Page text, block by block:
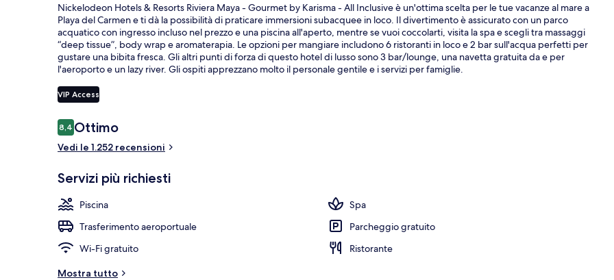
Ristorante
Nickelodeon Hotels & Resorts Riviera Maya - Gourmet by Karisma - All Inclusive è un'ottima scelta per le tue vacanze al mare a
Playa del Carmen e ti dà la possibilità di praticare immersioni subacquee in loco. Il divertimento è assicurato con un parco
acquatico con ingresso incluso nel prezzo e una piscina all'aperto, mentre se vuoi coccolarti, visita la spa e scegli tra massaggi
“deep tissue”, body wrap e aromaterapia. Le opzioni per mangiare includono 6 ristoranti in loco e 2 bar sull'acqua perfetti per
gustare una bibita fresca. Gli altri punti di forza di questo hotel di lusso sono 3 bar/lounge, una navetta gratuita da e per
l'aeroporto e un lazy river. Gli ospiti apprezzano molto il personale gentile e i servizi per famiglie.
VIP Access
Recensioni
8,48,4 su 10
Ottimo
Vedi le 1.252 recensioni
Servizi più richiesti
Piscina
Spa
Trasferimento aeroportuale
Parcheggio gratuito
Wi-Fi gratuito
Ristorante
Mostra tutto